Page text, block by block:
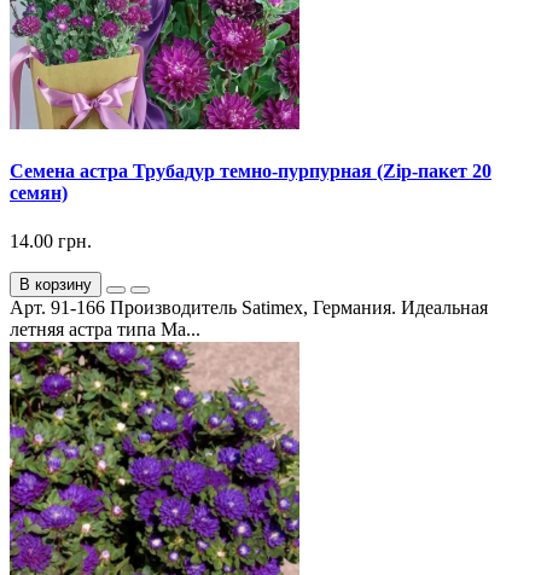
Семена астра Трубадур темно-пурпурная (Zip-пакет 20
семян)
14.00 грн.
В корзину
Арт. 91-166 Производитель Satimex, Германия. Идеальная
летняя астра типа Ма...